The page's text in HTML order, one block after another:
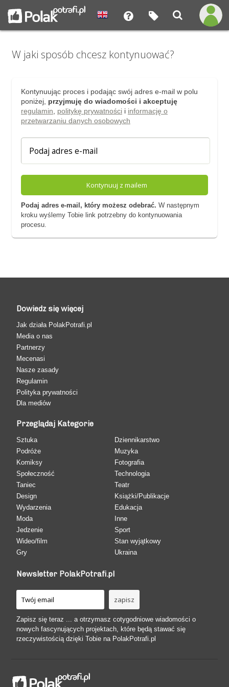
W jaki sposób chcesz kontynuować?
Kontynuując proces i podając swój adres e-mail w polu
poniżej, przyjmuję do wiadomości i akceptuję
regulamin
politykę prywatnościi informację o
przetwarzaniu danych osobowych
Kontynuuj z mailem
Podaj adres e-mail, który możesz odebrać. W następnym
kroku wyślemy Tobie link potrzebny do kontynuowania
procesu.
Dowiedz się więcej
Jak działa PolakPotrafi.pl
Media o nas
Partnerzy
Mecenasi
Nasze zasady
Regulamin
Polityka prywatności
Dla mediów
Przeglądaj Kategorie
Sztuka
Podróże
Komiksy
Społeczność
Taniec
Design
Wydarzenia
Moda
Jedzenie
Wideo/film
Gry
Dziennikarstwo
Muzyka
Fotografia
Technologia
Teatr
Książki/Publikacje
Edukacja
Inne
Sport
Stan wyjątkowy
Ukraina
Newsletter PolakPotrafi.pl
Zapisz się teraz ... a otrzymasz cotygodniowe wiadomości o
nowych fascynujących projektach, które będą stawać się
rzeczywistością dzięki Tobie na PolakPotrafi.pl